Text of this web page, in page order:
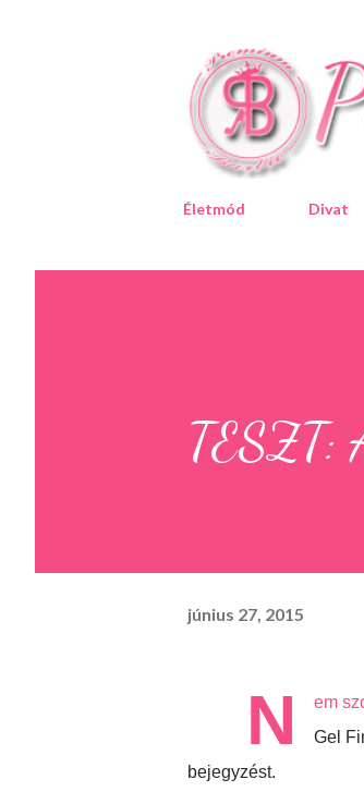
Életmód Divat
TESZT:
június 27, 2015
N
em
Gel
bejegyzést.